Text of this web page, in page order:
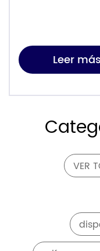
Beyond the
Leer más
VER